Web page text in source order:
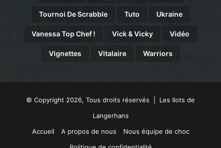
Tournoi De Scrabble Tuto Ukraine
Vanessa Top Chef ! Vick & Vicky Vidéo
Vignettes Vitalaire Warriors
© Copyright 2026, Tous droits réservés | Les Ilots de
Langerhans
Accueil
A propos de nous
Nous équipe de choc